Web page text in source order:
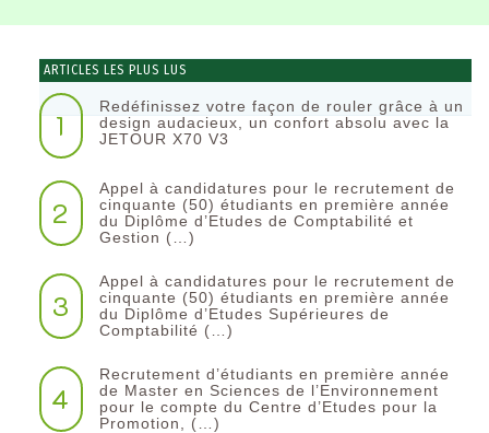
ARTICLES LES PLUS LUS
1
Redéfinissez votre façon de rouler grâce à un
design audacieux, un confort absolu avec la
JETOUR X70 V3
2
Appel à candidatures pour le recrutement de
cinquante (50) étudiants en première année
du Diplôme d’Etudes de Comptabilité et
Gestion (…)
3
Appel à candidatures pour le recrutement de
cinquante (50) étudiants en première année
du Diplôme d’Etudes Supérieures de
Comptabilité (…)
4
Recrutement d’étudiants en première année
de Master en Sciences de l’Environnement
pour le compte du Centre d’Etudes pour la
Promotion, (…)